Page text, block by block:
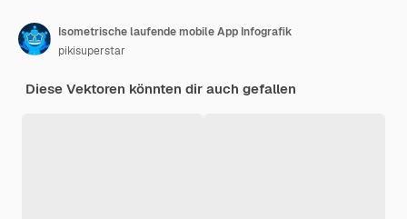
Isometrische laufende mobile App Infografik
pikisuperstar
Diese Vektoren könnten dir auch gefallen